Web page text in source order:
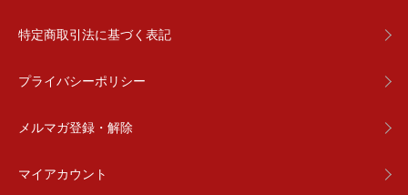
特定商取引法に基づく表記
プライバシーポリシー
メルマガ登録・解除
マイアカウント